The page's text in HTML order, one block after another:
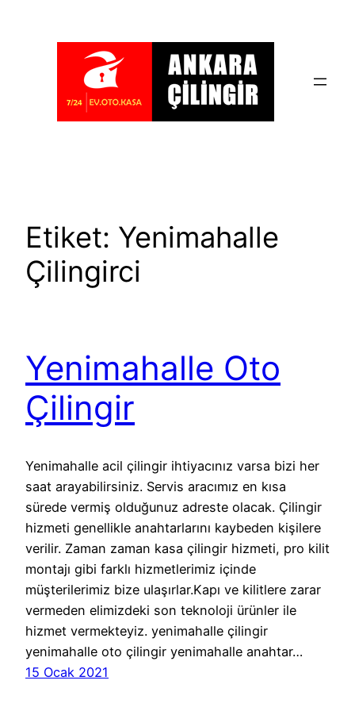
Etiket: Yenimahalle
Çilingirci
Yenimahalle Oto
Çilingir
Yenimahalle acil çilingir ihtiyacınız varsa bizi her
saat arayabilirsiniz. Servis aracımız en kısa
sürede vermiş olduğunuz adreste olacak. Çilingir
hizmeti genellikle anahtarlarını kaybeden kişilere
verilir. Zaman zaman kasa çilingir hizmeti, pro kilit
montajı gibi farklı hizmetlerimiz içinde
müşterilerimiz bize ulaşırlar.Kapı ve kilitlere zarar
vermeden elimizdeki son teknoloji ürünler ile
hizmet vermekteyiz. yenimahalle çilingir
yenimahalle oto çilingir yenimahalle anahtar…
15 Ocak 2021